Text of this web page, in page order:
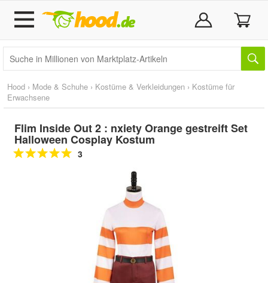
Hood › Mode & Schuhe › Kostüme & Verkleidungen › Kostüme für
Erwachsene
Flim Inside Out 2 : nxiety Orange gestreift Set
Halloween Cosplay Kostum
3